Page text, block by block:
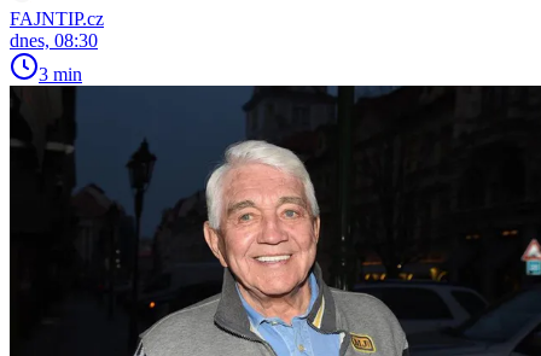
FAJNTIP.cz
dnes, 08:30
3 min